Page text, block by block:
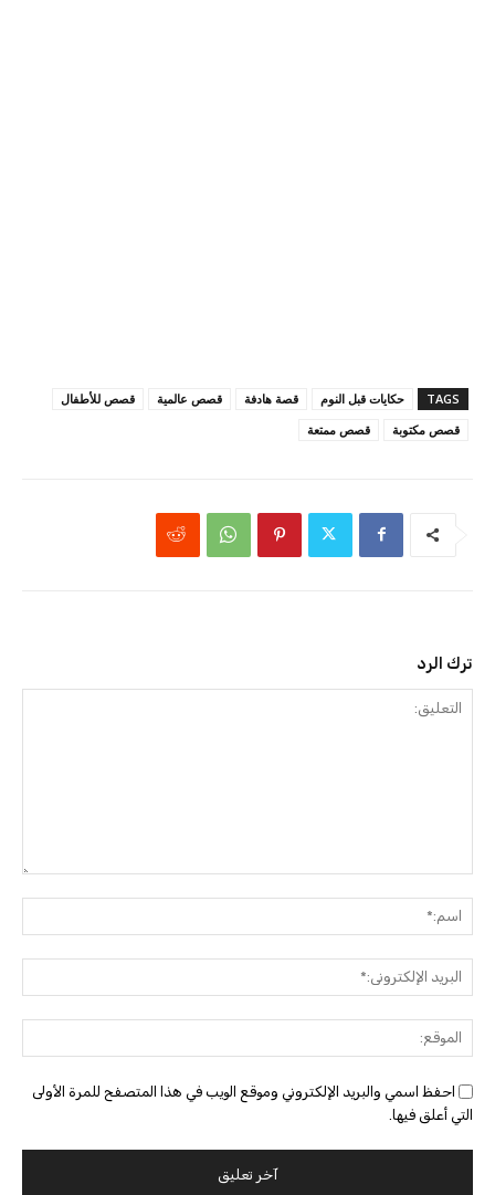
TAGS حكايات قبل النوم قصة هادفة قصص عالمية
قصص للأطفال
قصص مكتوبة
قصص ممتعة
ترك الرد
احفظ اسمي والبريد الإلكتروني وموقع الويب في هذا المتصفح للمرة الأولى
التي أعلق فيها.